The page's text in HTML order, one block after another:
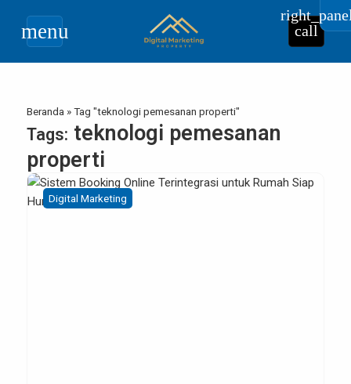
menu call
Beranda »Tag "teknologi pemesanan properti"
Tags: teknologi pemesanan
properti
Digital Marketing